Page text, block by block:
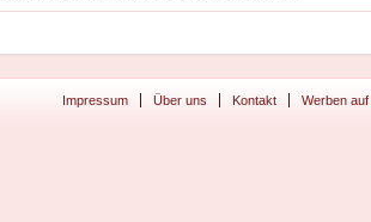
Impressum Über uns Kontakt Werben